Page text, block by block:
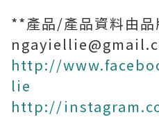
**產品/產品資料由品
http://
lie
http://